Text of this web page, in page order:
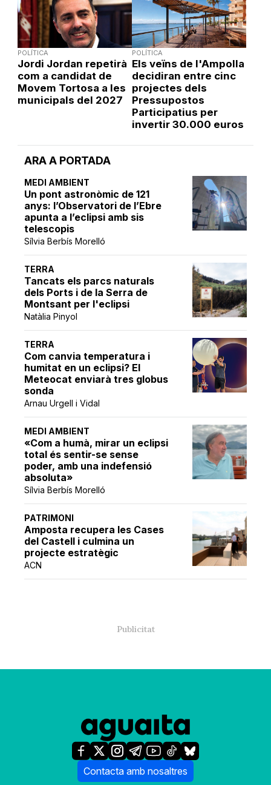
ARA A PORTADA
MEDI AMBIENT
Un pont astronòmic de 121
anys: l’Observatori de l’Ebre
apunta a l’eclipsi amb sis
telescopis
Sílvia Berbís Morelló
TERRA
Tancats els parcs naturals
dels Ports i de la Serra de
Montsant per l'eclipsi
Natàlia Pinyol
TERRA
Com canvia temperatura i
humitat en un eclipsi? El
Meteocat enviarà tres globus
sonda
Arnau Urgell i Vidal
MEDI AMBIENT
«Com a humà, mirar un eclipsi
total és sentir-se sense
poder, amb una indefensió
absoluta»
Sílvia Berbís Morelló
PATRIMONI
Amposta recupera les Cases
del Castell i culmina un
projecte estratègic
ACN
POLÍTICA
Jordi Jordan repetirà
com a candidat de
Movem Tortosa a les
municipals del 2027
POLÍTICA
Els veïns de l'Ampolla
decidiran entre cinc
projectes dels
Pressupostos
Participatius per
invertir 30.000 euros
Contacta amb nosaltres